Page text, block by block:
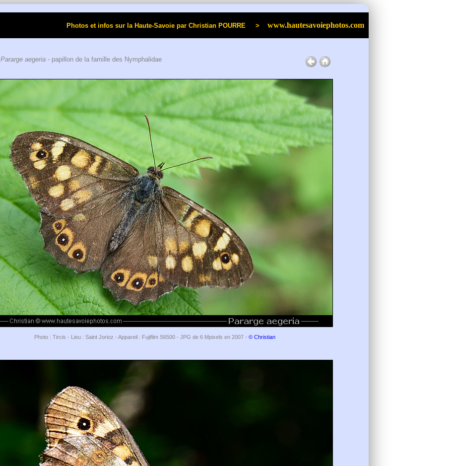
Photos et infos sur la Haute-Savoie par Christian POURRE > www.hautesavoiephotos.com
Pararge aegeria- papillon de la famille des Nymphalidae
Photo : Tircis - Lieu : Saint Jorioz - Appareil : Fujifilm S6500 - JPG de 6 Mpixels en 2007 - © Christian